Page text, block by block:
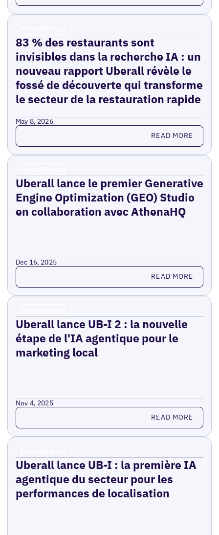
83 % des restaurants sont
invisibles dans la recherche IA : un
nouveau rapport Uberall révèle le
fossé de découverte qui transforme
le secteur de la restauration rapide
May 8, 2026
Read more READ MORE
Uberall lance le premier Generative
Engine Optimization (GEO) Studio
en collaboration avec AthenaHQ
Dec 16, 2025
Read more READ MORE
Uberall lance UB-I 2 : la nouvelle
étape de l'IA agentique pour le
marketing local
Nov 4, 2025
Read more READ MORE
Uberall lance UB-I : la première IA
agentique du secteur pour les
performances de localisation